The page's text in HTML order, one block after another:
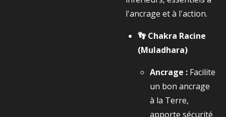
l'ancrage et à l'action.
👣 Chakra Racine
(Muladhara)
Ancrage : Facilite
un bon ancrage
à la Terre,
apporte sécurité